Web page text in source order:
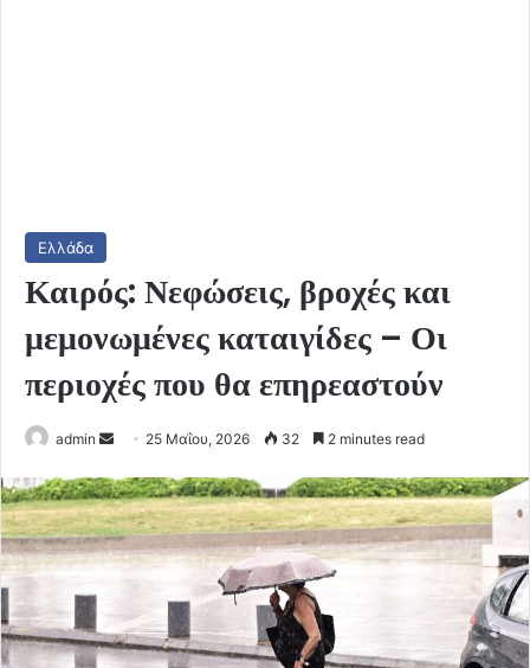
Ελλάδα
Καιρός: Νεφώσεις, βροχές και
μεμονωμένες καταιγίδες – Οι
περιοχές που θα επηρεαστούν
admin
Send
email
25 Μαΐου, 2026 32 2 minutes read